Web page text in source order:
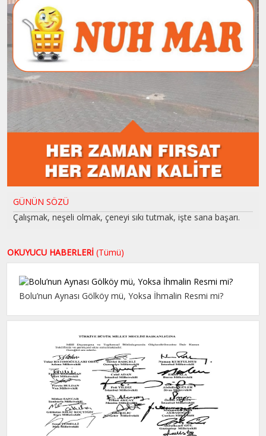
GÜNÜN SÖZÜ
Çalışmak, neşeli olmak, çeneyi sıkı tutmak, işte sana başarı.
OKUYUCU HABERLERİ (Tümü)
Bolu’nun Aynası Gölköy mü, Yoksa İhmalin Resmi mi?